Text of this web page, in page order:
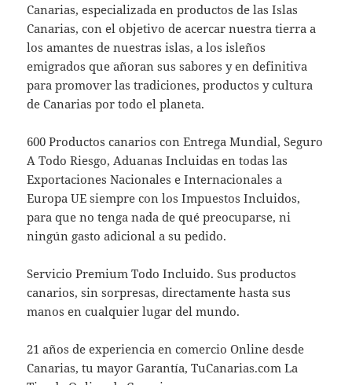
Canarias, especializada en productos de las Islas
Canarias, con el objetivo de acercar nuestra tierra a
los amantes de nuestras islas, a los isleños
emigrados que añoran sus sabores y en definitiva
para promover las tradiciones, productos y cultura
de Canarias por todo el planeta.
600 Productos canarios con Entrega Mundial, Seguro
A Todo Riesgo, Aduanas Incluidas en todas las
Exportaciones Nacionales e Internacionales a
Europa UE siempre con los Impuestos Incluidos,
para que no tenga nada de qué preocuparse, ni
ningún gasto adicional a su pedido.
Servicio Premium Todo Incluido. Sus productos
canarios, sin sorpresas, directamente hasta sus
manos en cualquier lugar del mundo.
21 años de experiencia en comercio Online desde
Canarias, tu mayor Garantía, TuCanarias.com La